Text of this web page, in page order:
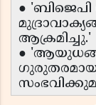
●
ആക്രമിച്ചു.'
●